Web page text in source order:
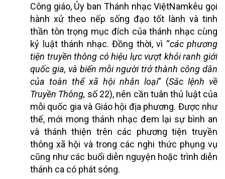
Công giáo, Ủy ban Thánh nhạc ViệtNamkêu gọi
hành xử theo nếp sống đạo tốt lành và tinh
thần tôn trọng mục đích của thánh nhạc cùng
kỷ luật thánh nhạc. Đồng thời, vì “các phương
tiện truyền thông có hiệu lực vượt khỏi ranh giới
quốc gia, và biến mỗi người trở thành công dân
của toàn thể xã hội nhân loại” (Sắc lệnh về
Truyền Thông, số 22), nên cần tuân thủ luật của
mỗi quốc gia và Giáo hội địa phương. Được như
thế, mới mong thánh nhạc đem lại sự bình an
và thánh thiện trên các phương tiện truyền
thông xã hội và trong các nghi thức phụng vụ
cũng như các buổi diễn nguyện hoặc trình diễn
thánh ca có phát sóng.